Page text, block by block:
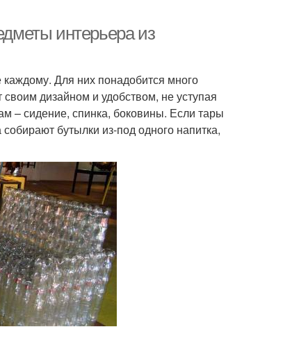
интерьера из
Для них понадобится много
дизайном и удобством, не уступая
– сидение, спинка, боковины. Если тары
бутылки из-под одного напитка,